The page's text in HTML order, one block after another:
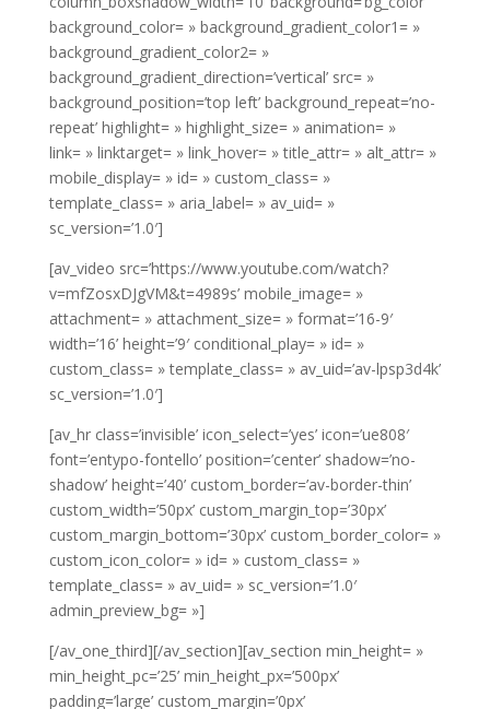
background_color= » background_gradient_color1= »
background_gradient_color2= »
background_gradient_direction=’vertical’ src= »
background_position=’top left’ background_repeat=’no-
repeat’ highlight= » highlight_size= » animation= »
link= » linktarget= » link_hover= » title_attr= » alt_attr= »
mobile_display= » id= » custom_class= »
template_class= » aria_label= » av_uid= »
sc_version=’1.0′]
[av_video src=’https://www.youtube.com/watch?
v=mfZosxDJgVM&t=4989s’ mobile_image= »
attachment= » attachment_size= » format=’16-9′
width=’16’ height=’9′ conditional_play= » id= »
custom_class= » template_class= » av_uid=’av-lpsp3d4k’
sc_version=’1.0′]
[av_hr class=’invisible’ icon_select=’yes’ icon=’ue808′
font=’entypo-fontello’ position=’center’ shadow=’no-
shadow’ height=’40’ custom_border=’av-border-thin’
custom_width=’50px’ custom_margin_top=’30px’
custom_margin_bottom=’30px’ custom_border_color= »
custom_icon_color= » id= » custom_class= »
template_class= » av_uid= » sc_version=’1.0′
admin_preview_bg= »]
[/av_one_third][/av_section][av_section min_height= »
min_height_pc=’25’ min_height_px=’500px’
padding=’large’ custom_margin=’0px’